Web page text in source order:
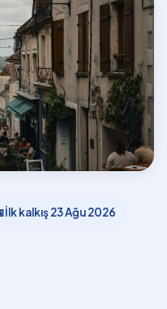
İlk kalkış23 Ağu 2026